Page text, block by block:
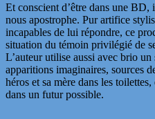
Et conscient d’être dans une
nous apostrophe. Pur artifice
incapables de lui répondre, ce
situation du témoin privilégié de
L’auteur utilise aussi avec brio
apparitions imaginaires, sources
héros et sa mère dans les
dans un futur possible.